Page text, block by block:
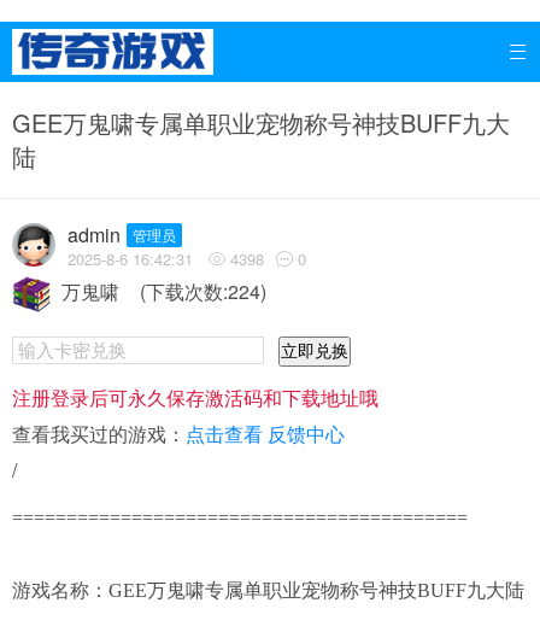

GEE万鬼啸专属单职业宠物称号神技BUFF九大
陆
admin 管理员
2025-8-6 16:42:31  4398  0
万鬼啸 (下载次数:224)
立即兑换
注册登录后可永久保存激活码和下载地址哦
查看我买过的游戏： 点击查看 反馈中心
/
==========================================
游戏名称：GEE万鬼啸专属单职业宠物称号神技BUFF九大陆